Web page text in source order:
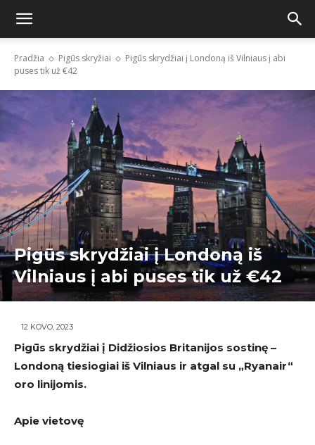
Pradžia Pigūs skryžiai
Pigūs skrydžiai į Londoną iš Vilniaus į abi
puses tik už €42
Pigūs skrydžiai į Londoną iš
Vilniaus į abi puses tik už €42
12 KOVO, 2023
Pigūs skrydžiai į Didžiosios Britanijos sostinę –
Londoną tiesiogiai iš Vilniaus ir atgal su „Ryanair“
oro linijomis.
Apie vietovę